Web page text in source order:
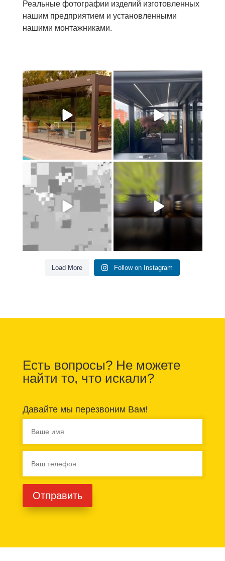
Реальные фотографии изделий изготовленных
нашим предприятием и установленными
нашими монтажниками.
Маркіза чи пергола? 3 ключові
відмінності для...
3 0
Головна помилка при
замовленні перголи, яка
...
Чому дешева пергола – це
гроші на вітер?
6 0
перетворити терасу на
затишну
3
Load More Follow on Instagram
Есть вопросы? Не можете
найти то, что искали?
Давайте мы перезвоним Вам!